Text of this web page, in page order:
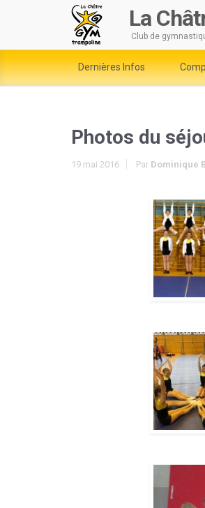
La
Club de
Dernières Infos
Photos du
19 mai 2016 Par Dominique